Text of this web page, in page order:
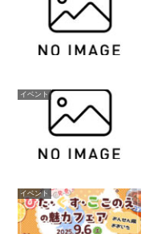
イベント
イベント